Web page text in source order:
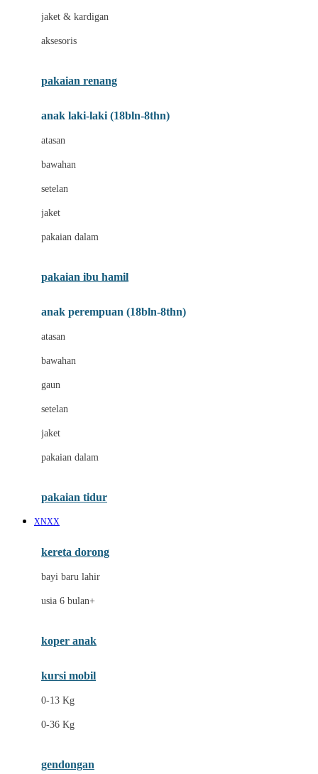
Buds Organics
Bugaboo
C
Cottonseeds
Crane
Drew
E
ELC
Ergobaby
Ezyroller
F
Felt So Sweet
Fisher Price
jaket & kardigan
aksesoris
pakaian renang
anak laki-laki (18bln-8thn)
atasan
bawahan
setelan
jaket
pakaian dalam
pakaian ibu hamil
anak perempuan (18bln-8thn)
atasan
bawahan
gaun
setelan
jaket
pakaian dalam
pakaian tidur
XNXX
kereta dorong
bayi baru lahir
usia 6 bulan+
koper anak
kursi mobil
0-13 Kg
0-36 Kg
gendongan